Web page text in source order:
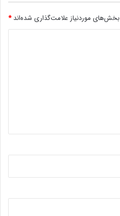
بخش‌های موردنیاز علامت‌گذاری شده‌اند*